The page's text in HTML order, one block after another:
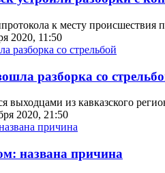
к месту происшествия
2020, 11:50
разборка со
выходцами из кавказского
2020, 21:50
названа причина